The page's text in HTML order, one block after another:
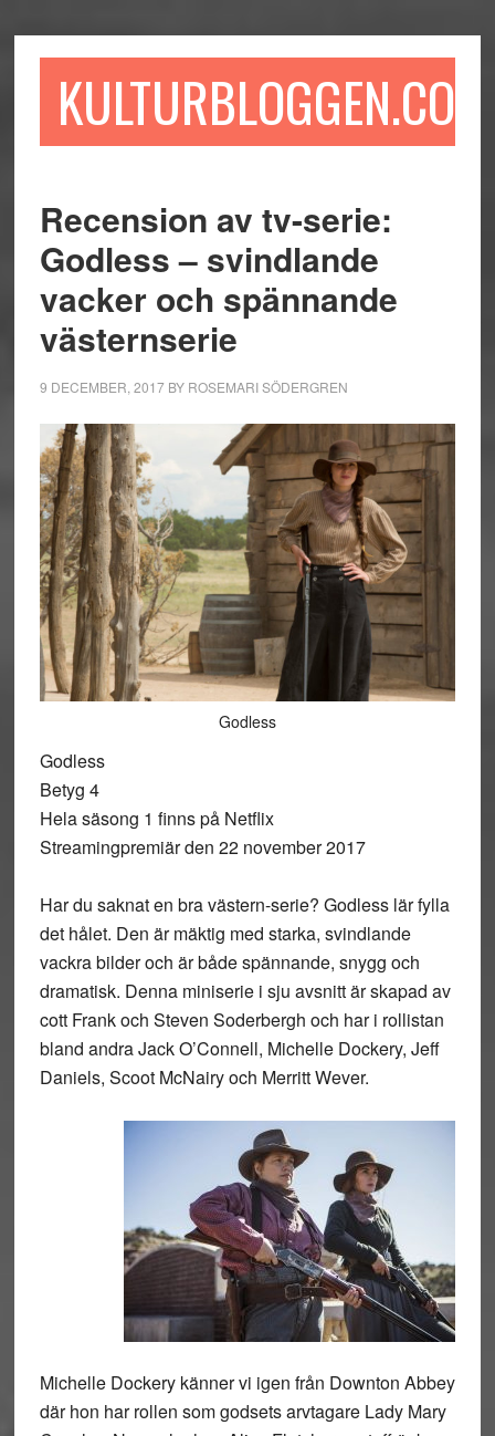
till
till
sidofältet
till
KULTURBLOGGEN.COM
Recension av tv-serie:
Godless – svindlande
vacker och spännande
västernserie
9 DECEMBER, 2017BY ROSEMARI SÖDERGREN
Godless
Godless
Betyg 4
Hela säsong 1 finns på Netflix
Streamingpremiär den 22 november 2017
Har du saknat en bra västern-serie? Godless lär fylla
det hålet. Den är mäktig med starka, svindlande
vackra bilder och är både spännande, snygg och
dramatisk. Denna miniserie i sju avsnitt är skapad av
cott Frank och Steven Soderbergh och har i rollistan
bland andra Jack O’Connell, Michelle Dockery, Jeff
Daniels, Scoot McNairy och Merritt Wever.
Michelle Dockery känner vi igen från Downton Abbey
där hon har rollen som godsets arvtagare Lady Mary